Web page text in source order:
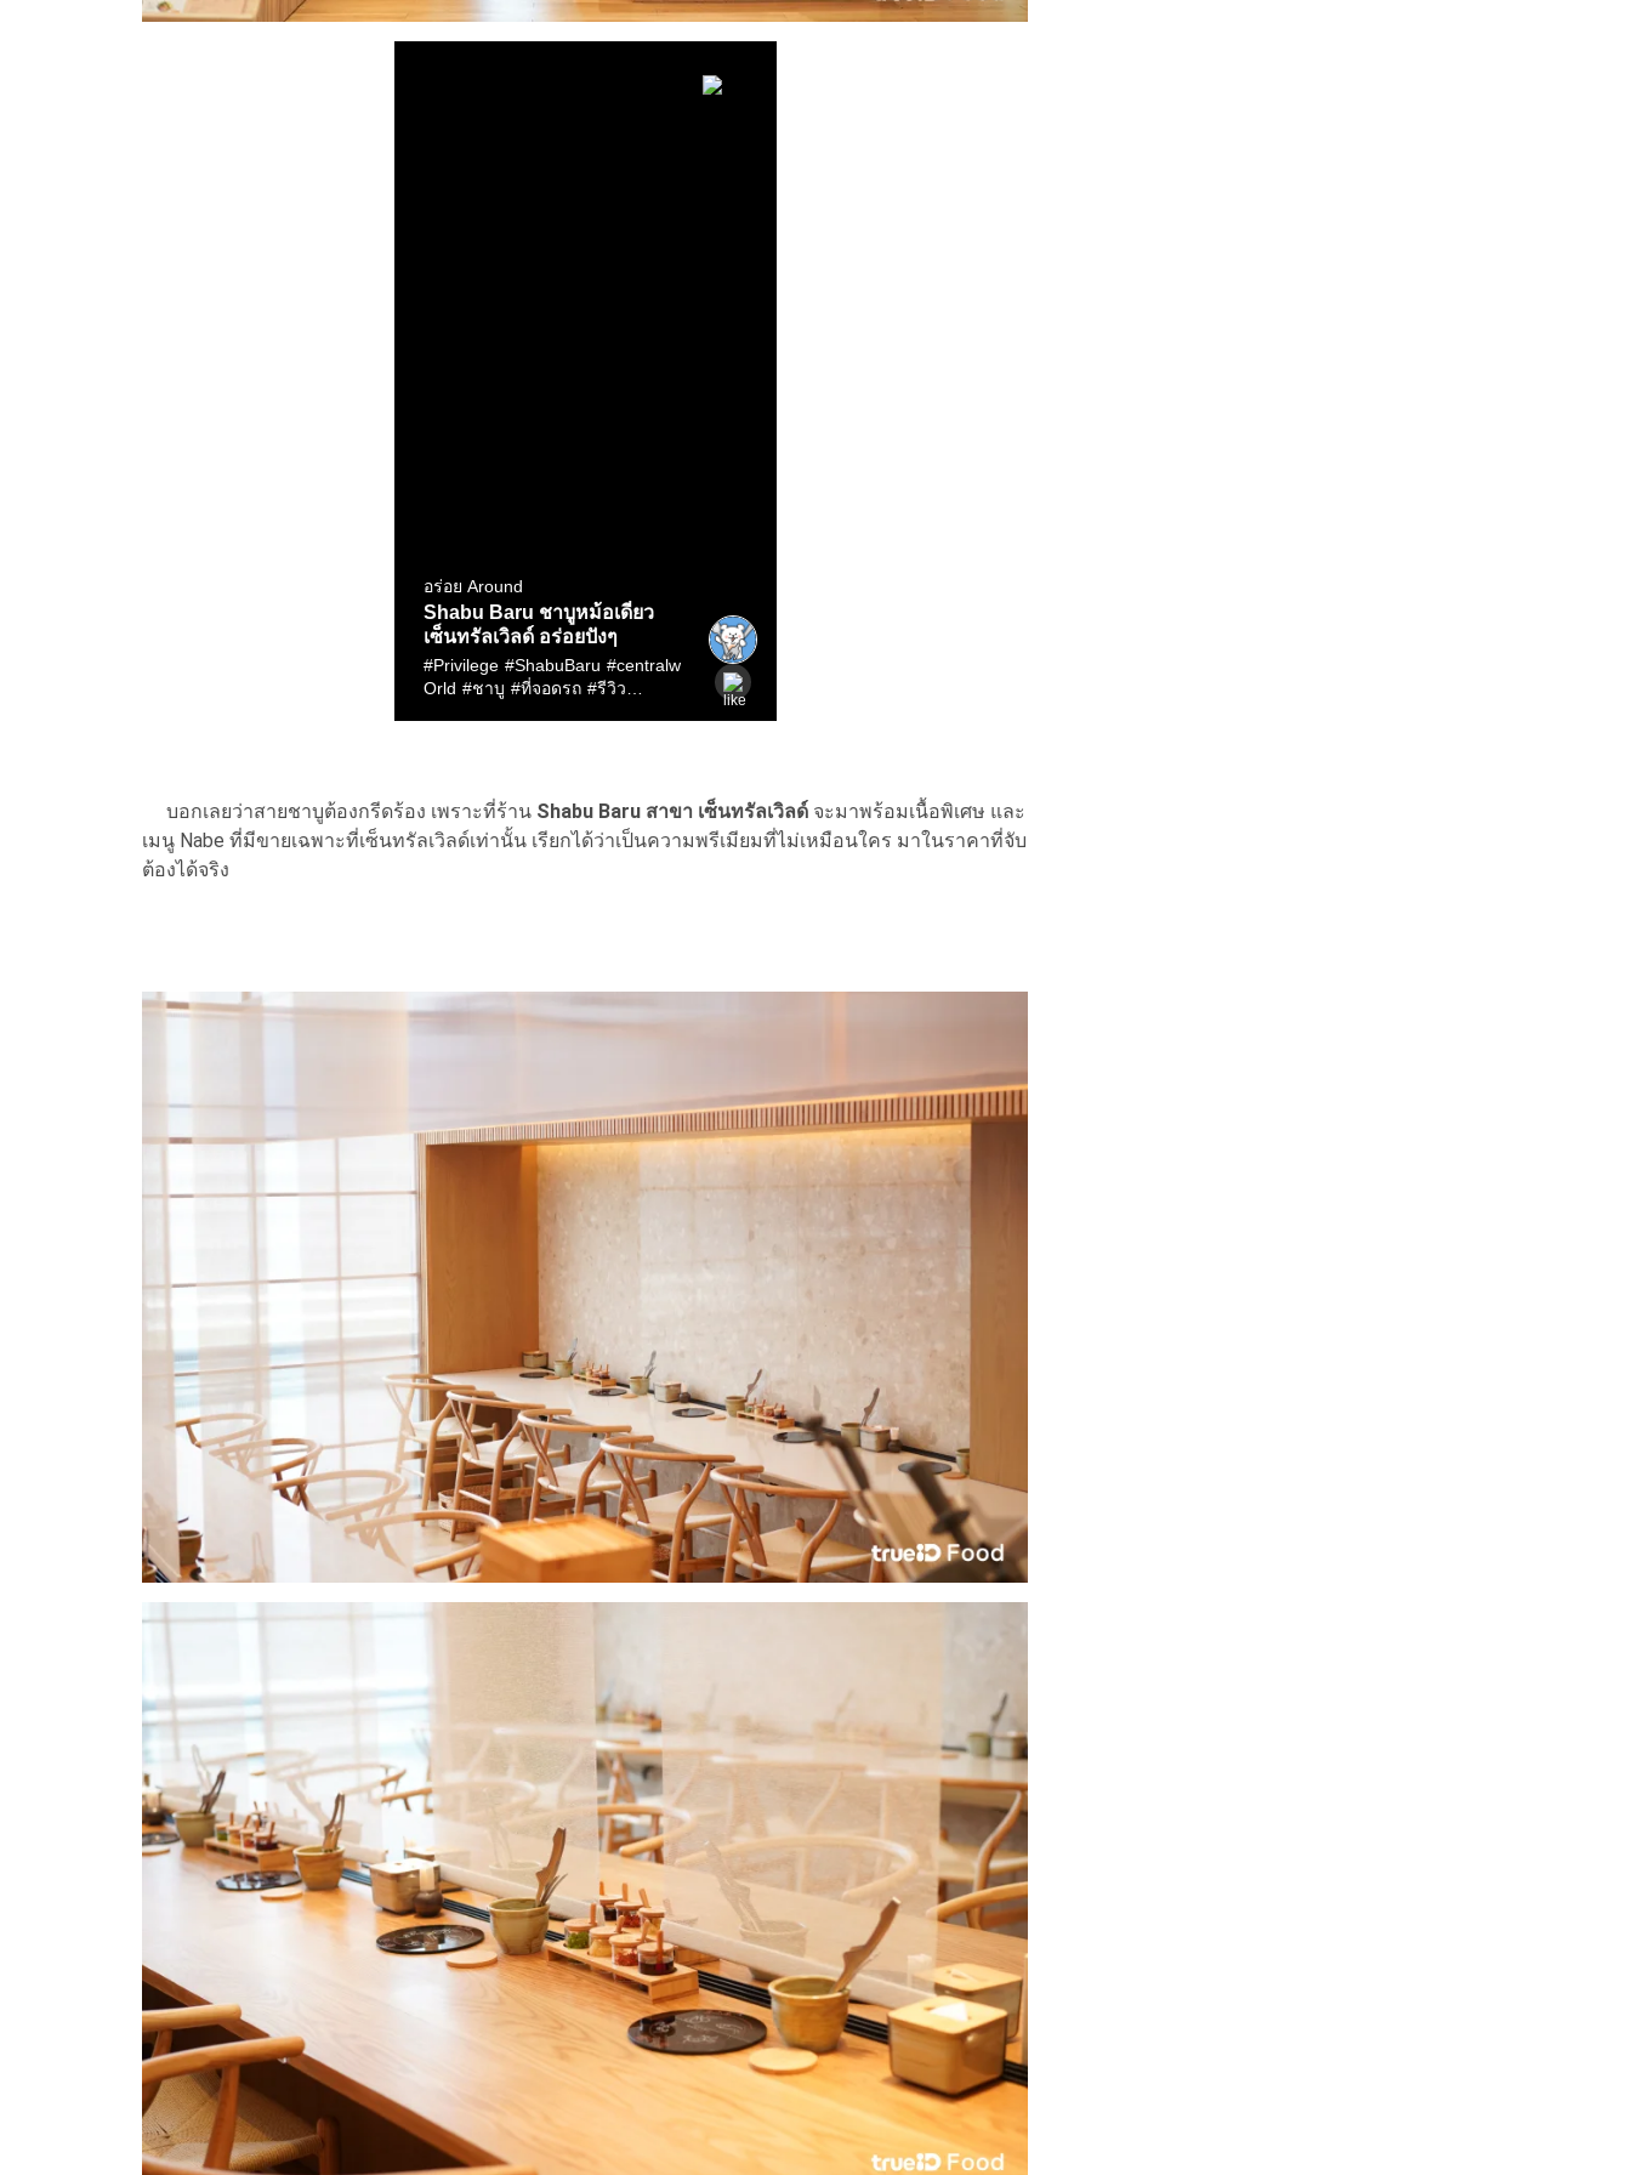
บอกเลยว่าสายชาบูต้องกรีดร้อง เพราะที่ร้าน Shabu Baru สาขา เซ็นทรัลเวิลด์ จะมาพร้อมเนื้อพิเศษ และ
เมนู Nabe ที่มีขายเฉพาะที่เซ็นทรัลเวิลด์เท่านั้น เรียกได้ว่าเป็นความพรีเมียมที่ไม่เหมือนใคร มาในราคาที่จับ
ต้องได้จริง